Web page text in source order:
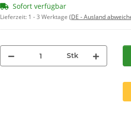
Sofort verfügbar
Lieferzeit: 1 - 3 Werktage (DE - Ausland
Stk